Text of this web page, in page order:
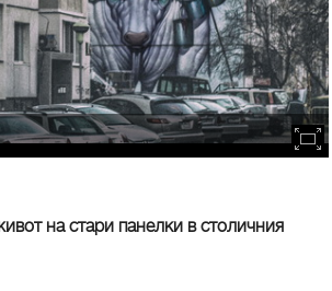
на стари панелки в столичния